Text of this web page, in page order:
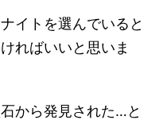
イトを選んでいると
ればいいと思いま
から発見された…と